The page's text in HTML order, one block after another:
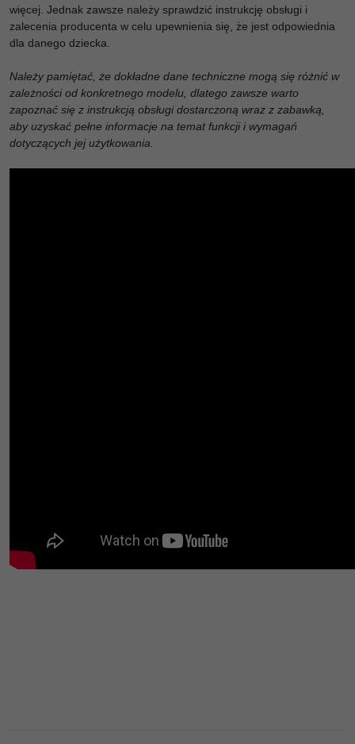
więcej. Jednak zawsze należy sprawdzić instrukcję obsługi i
zalecenia producenta w celu upewnienia się, że jest odpowiednia
dla danego dziecka.
Należy pamiętać, że dokładne dane techniczne mogą się różnić w
zależności od konkretnego modelu, dlatego zawsze warto
zapoznać się z instrukcją obsługi dostarczoną wraz z zabawką,
aby uzyskać pełne informacje na temat funkcji i wymagań
dotyczących jej użytkowania.